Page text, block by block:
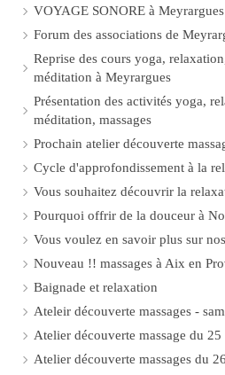
VOYAGE SONORE à Meyrargues
Forum des associations de
Reprise des cours yoga,
méditation à Meyrargues
Présentation des activités yoga,
méditation, massages
Prochain atelier découverte
Cycle d'approfondissement à la
Vous souhaitez découvrir la
Pourquoi offrir de la douceur à
Vous voulez en savoir plus sur
Nouveau !! massages à Aix en
Baignade et relaxation
Ateleir découverte massages -
Atelier découverte massage du 25
Atelier découverte massages du